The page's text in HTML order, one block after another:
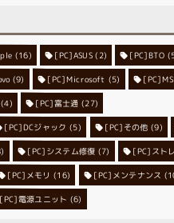
(16) [PC]ASUS(2) [PC]BTO
(9) [PC]Microsoft (5) [PC]MSI
(4) [PC]富士通 (27)
[PC]DCジャック (5) [PC]その他 (9)
[PC]システム修復 (7) [PC]スト
[PC]メモリ (16) [PC]メンテナンス
[PC]電源ユニット (6)